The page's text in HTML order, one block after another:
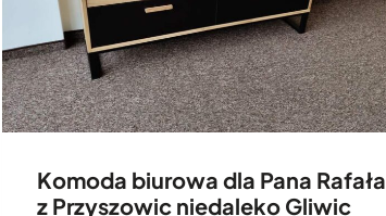
Komoda biurowa dla Pana Rafała
z Przyszowic niedaleko Gliwic